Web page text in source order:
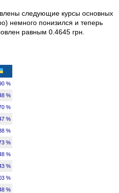
следующие курсы основных
немного понизился и теперь
равным 0.4645 грн.
%
%
%
%
%
%
%
%
%
%